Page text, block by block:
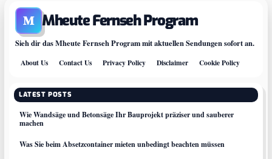
M Mheute Fernseh Program
Sieh dir das Mheute Fernseh Program mit aktuellen Sendungen sofort an.
About Us Contact Us Privacy Policy Disclaimer Cookie Policy
LATEST POSTS
Wie Wandsäge und Betonsäge Ihr Bauprojekt präziser und sauberer
machen
Was Sie beim Absetzcontainer mieten unbedingt beachten müssen